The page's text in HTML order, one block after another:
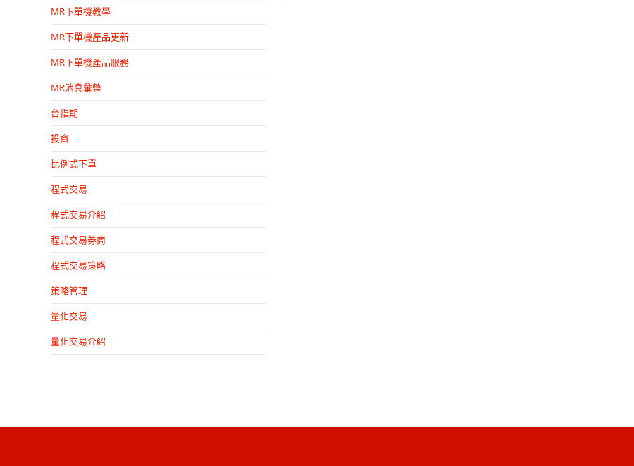
MR下單機教學
MR下單機產品更新
MR下單機產品服務
MR消息彙整
台指期
投資
比例式下單
程式交易
程式交易介紹
程式交易券商
程式交易策略
策略管理
量化交易
量化交易介紹